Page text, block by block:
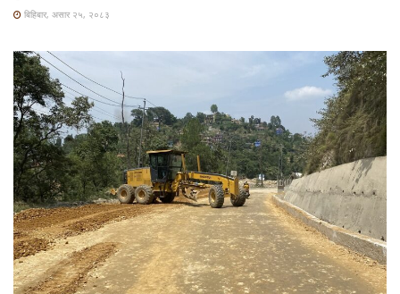
बिहिबार, असार २५, २०८३